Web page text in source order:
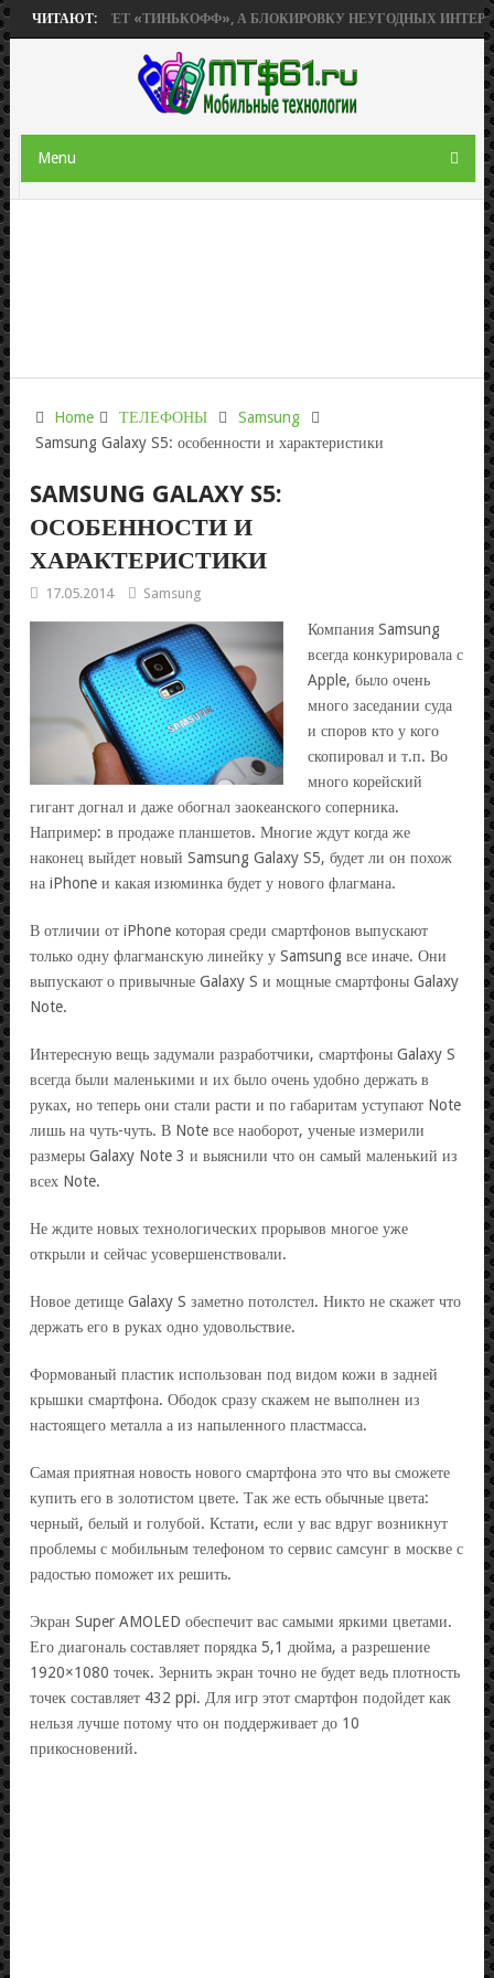
ЧИТАЮТ:
ПРИОБРЕТЕТ «ТИНЬКОФФ», А БЛОКИРОВКУ НЕУГОДНЫХ
Menu
Home ТЕЛЕФОНЫ
Samsung
Samsung Galaxy S5: особенности и характеристики
SAMSUNG GALAXY S5:
ОСОБЕННОСТИ И
ХАРАКТЕРИСТИКИ
17.05.2014 Samsung
Компания Samsung
всегда конкурировала с
Apple, было очень
много заседании суда
и споров кто у кого
скопировал и т.п. Во
много корейский
гигант догнал и даже обогнал заокеанского соперника.
Например: в продаже планшетов. Многие ждут когда же
наконец выйдет новый Samsung Galaxy S5, будет ли он похож
на iPhone и какая изюминка будет у нового флагмана.
В отличии от iPhone которая среди смартфонов выпускают
только одну флагманскую линейку у Samsung все иначе. Они
выпускают о привычные Galaxy S и мощные смартфоны Galaxy
Note.
Интересную вещь задумали разработчики, смартфоны Galaxy S
всегда были маленькими и их было очень удобно держать в
руках, но теперь они стали расти и по габаритам уступают Note
лишь на чуть-чуть. В Note все наоборот, ученые измерили
размеры Galaxy Note 3 и выяснили что он самый маленький из
всех Note.
Не ждите новых технологических прорывов многое уже
открыли и сейчас усовершенствовали.
Новое детище Galaxy S заметно потолстел. Никто не скажет что
держать его в руках одно удовольствие.
Формованый пластик использован под видом кожи в задней
крышки смартфона. Ободок сразу скажем не выполнен из
настоящего металла а из напыленного пластмасса.
Самая приятная новость нового смартфона это что вы сможете
купить его в золотистом цвете. Так же есть обычные цвета:
черный, белый и голубой. Кстати, если у вас вдруг возникнут
проблемы с мобильным телефоном то сервис самсунг в москве с
радостью поможет их решить.
Экран Super AMOLED обеспечит вас самыми яркими цветами.
Его диагональ составляет порядка 5,1 дюйма, а разрешение
1920×1080 точек. Зернить экран точно не будет ведь плотность
точек составляет 432 ppi. Для игр этот смартфон подойдет как
нельзя лучше потому что он поддерживает до 10
прикосновений.